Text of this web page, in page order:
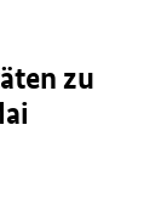
zu